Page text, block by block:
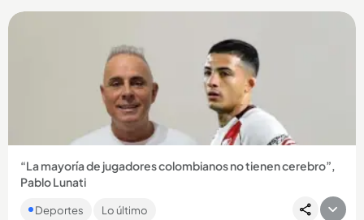
“La mayoría de jugadores colombianos no tienen cerebro”,
Pablo Lunati
El exárbitro argentino prendió las redes con esta afirmación
que hizo de los futbolistas colombianos. Le contamos....
Deportes Lo último